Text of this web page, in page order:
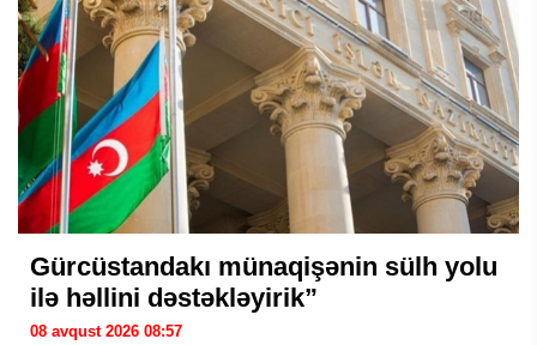
Gürcüstandakı münaqişənin sülh yolu
ilə həllini dəstəkləyirik”
08 avqust 2026 08:57